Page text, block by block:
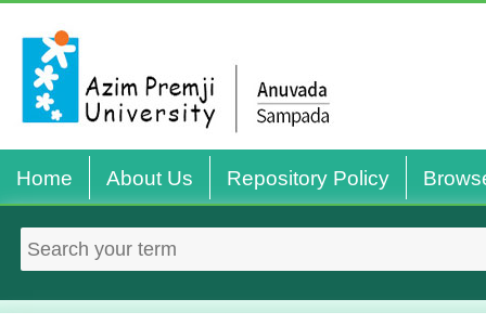
Home About Us Repository Policy